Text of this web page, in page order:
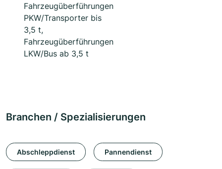
Fahrzeugüberführungen
PKW/Transporter bis
3,5 t,
Fahrzeugüberführungen
LKW/Bus ab 3,5 t
Branchen / Spezialisierungen
Abschleppdienst Pannendienst